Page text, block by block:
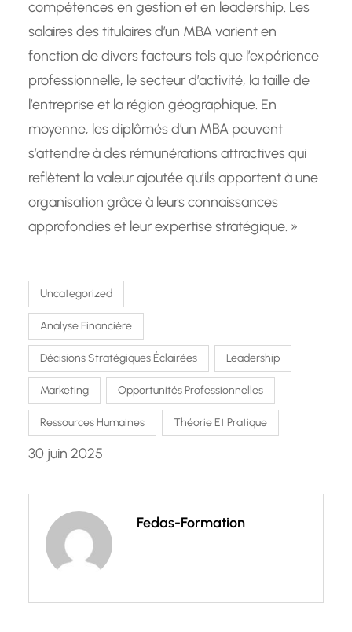
compétences en gestion et en leadership. Les
salaires des titulaires d’un MBA varient en
fonction de divers facteurs tels que l’expérience
professionnelle, le secteur d’activité, la taille de
l’entreprise et la région géographique. En
moyenne, les diplômés d’un MBA peuvent
s’attendre à des rémunérations attractives qui
reflètent la valeur ajoutée qu’ils apportent à une
organisation grâce à leurs connaissances
approfondies et leur expertise stratégique. »
Uncategorized
Analyse Financière
Décisions Stratégiques Éclairées Leadership
Marketing Opportunités Professionnelles
Ressources Humaines Théorie Et Pratique
30 juin 2025
Fedas-Formation